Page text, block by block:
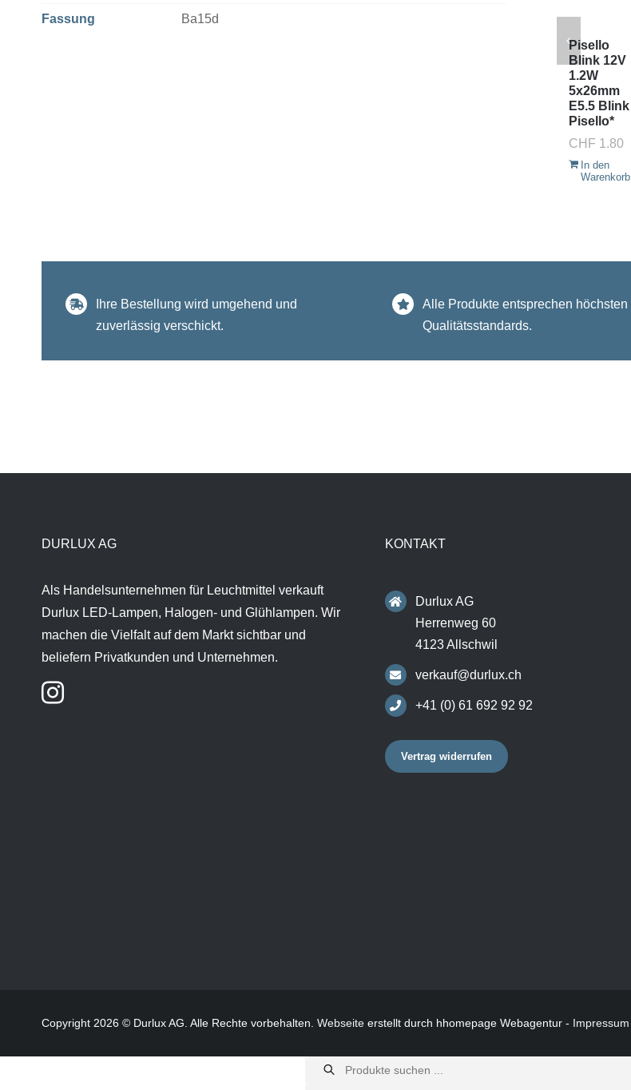
Fassung Ba15d
Pisello
Blink 12V
1.2W
5x26mm
E5.5 Blink
Pisello*
CHF 1.80
In den
Warenkorb
Ihre Bestellung wird umgehend und
zuverlässig verschickt.
Alle Produkte entsprechen höchsten
Qualitätsstandards.
DURLUX AG
Als Handelsunternehmen für Leuchtmittel verkauft
Durlux LED-Lampen, Halogen- und Glühlampen. Wir
machen die Vielfalt auf dem Markt sichtbar und
beliefern Privatkunden und Unternehmen.
KONTAKT
Durlux AG
Herrenweg 60
4123 Allschwil
verkauf@durlux.ch
+41 (0) 61 692 92 92
Vertrag widerrufen
Copyright 2026 © Durlux AG. Alle Rechte vorbehalten. Webseiteerstellt durch hhomepage Webagentur - Impressum
Products
search